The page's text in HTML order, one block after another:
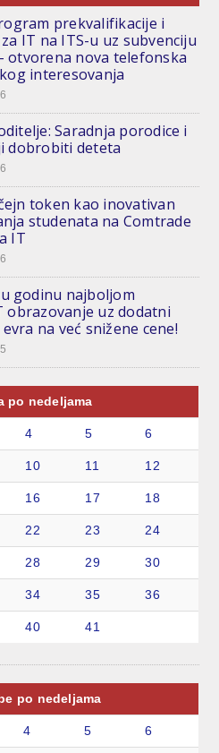
prekvalifikacije i
IT na ITS-u uz subvenciju
otvorena nova telefonska
interesovanja
Saradnja porodice i
dobrobiti deteta
token kao inovativan
studenata na Comtrade
IT
godinu najboljom
obrazovanje uz dodatni
na već snižene cene!
po nedeljama
4 5 6
10 11 12
16 17 18
22 23 24
28 29 30
34 35 36
40 41
po nedeljama
4 5 6